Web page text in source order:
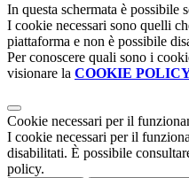
In questa schermata è possibile
I cookie necessari sono quelli
piattaforma e non è possibile
Per conoscere quali sono i
visionare la COOKIE
Cookie necessari per il
I cookie necessari per il
disabilitati. È possibile
policy.